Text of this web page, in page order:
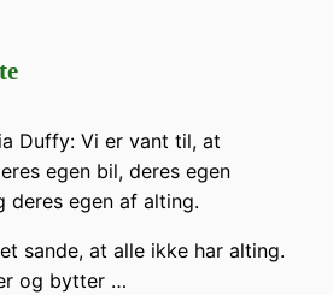
Duffy: Vi er vant til, at
egen bil, deres egen
deres egen af alting.
sande, at alle ikke har alting.
og bytter …